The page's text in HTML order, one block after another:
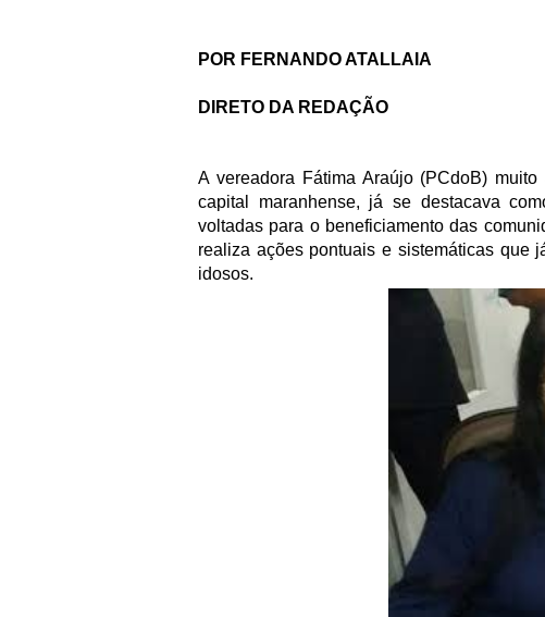
POR FERNANDO ATALLAIA
DIRETO DA REDAÇÃO
A vereadora Fátima Araújo (PCdoB)
capital maranhense, já se destacava
voltadas para o beneficiamento das
realiza ações pontuais e sistemáticas que
idosos.